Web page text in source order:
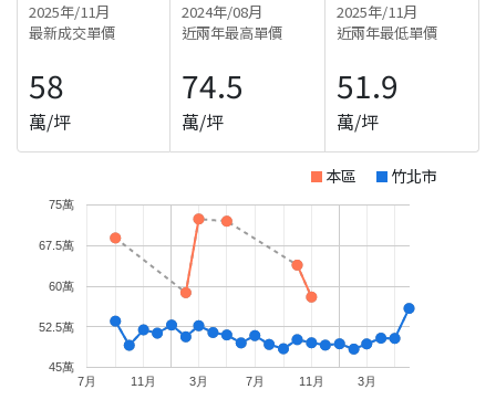
2025年/11月
最新成交單價
58
萬/坪
2024年/08月
近兩年最高單價
74.5
萬/坪
2025年/11月
近兩年最低單價
51.9
萬/坪
本區 竹北市
7月 11月 3月 7月 11月 3月
45萬
52.5萬
60萬
67.5萬
75萬